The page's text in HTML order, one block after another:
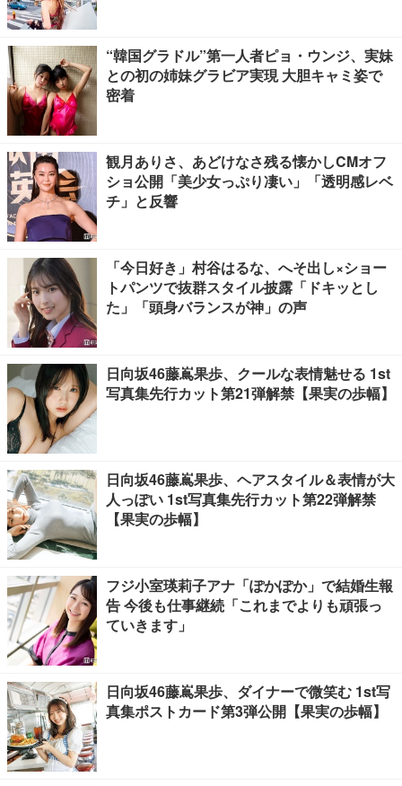
“韓国グラドル”第一人者ピョ・ウンジ、実妹
との初の姉妹グラビア実現 大胆キャミ姿で
密着
観月ありさ、あどけなさ残る懐かしCMオフ
ショ公開「美少女っぷり凄い」「透明感レベ
チ」と反響
「今日好き」村谷はるな、へそ出し×ショー
トパンツで抜群スタイル披露「ドキッとし
た」「頭身バランスが神」の声
日向坂46藤嶌果歩、クールな表情魅せる 1st
写真集先行カット第21弾解禁【果実の歩幅】
日向坂46藤嶌果歩、ヘアスタイル＆表情が大
人っぽい 1st写真集先行カット第22弾解禁
【果実の歩幅】
フジ小室瑛莉子アナ「ぽかぽか」で結婚生報
告 今後も仕事継続「これまでよりも頑張っ
ていきます」
日向坂46藤嶌果歩、ダイナーで微笑む 1st写
真集ポストカード第3弾公開【果実の歩幅】